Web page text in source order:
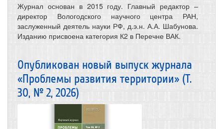
Журнал основан в 2015 году. Главный редактор –
директор Вологодского научного центра РАН,
заслуженный деятель науки РФ, д.э.н. А.А. Шабунова.
Изданию присвоена категория К2 в Перечне ВАК.
Опубликован новый выпуск журнала
«Проблемы развития территории» (Т.
30, № 2, 2026)